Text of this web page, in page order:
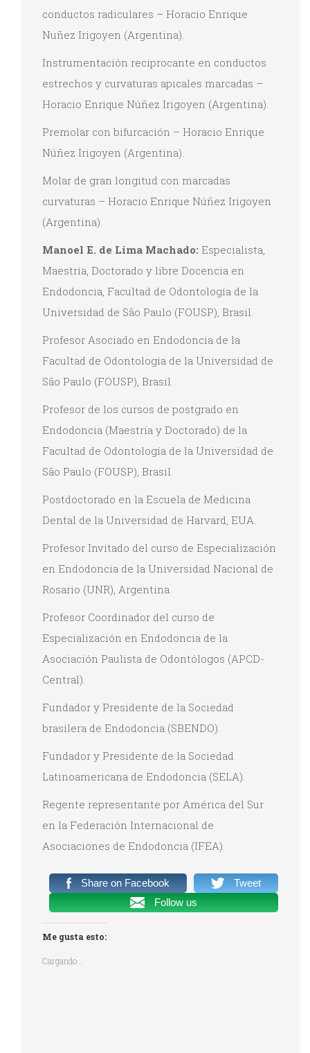
conductos radiculares – Horacio Enrique
Nuñez Irigoyen (Argentina).
Instrumentación reciprocante en conductos
estrechos y curvaturas apicales marcadas –
Horacio Enrique Núñez Irigoyen (Argentina).
Premolar con bifurcación – Horacio Enrique
Núñez Irigoyen (Argentina).
Molar de gran longitud con marcadas
curvaturas – Horacio Enrique Núñez Irigoyen
(Argentina).
Manoel E. de Lima Machado: Especialista,
Maestría, Doctorado y libre Docencia en
Endodoncia, Facultad de Odontología de la
Universidad de São Paulo (FOUSP), Brasil.
Profesor Asociado en Endodoncia de la
Facultad de Odontología de la Universidad de
São Paulo (FOUSP), Brasil.
Profesor de los cursos de postgrado en
Endodoncia (Maestría y Doctorado) de la
Facultad de Odontología de la Universidad de
São Paulo (FOUSP), Brasil.
Postdoctorado en la Escuela de Medicina
Dental de la Universidad de Harvard, EUA.
Profesor Invitado del curso de Especialización
en Endodoncia de la Universidad Nacional de
Rosario (UNR), Argentina.
Profesor Coordinador del curso de
Especialización en Endodoncia de la
Asociación Paulista de Odontólogos (APCD-
Central).
Fundador y Presidente de la Sociedad
brasilera de Endodoncia (SBENDO).
Fundador y Presidente de la Sociedad
Latinoamericana de Endodoncia (SELA).
Regente representante por América del Sur
en la Federación Internacional de
Asociaciones de Endodoncia (IFEA).
Share on Facebook
Tweet
Follow us
Me gusta esto:
Cargando...